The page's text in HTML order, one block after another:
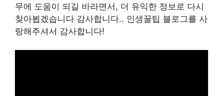
무에 도움이 되길 바라면서, 더 유익한 정보로 다시
찾아뵙겠습니다 감사합니다.. 인생꿀팁 블로그를 사
랑해주셔서 감사합니다!